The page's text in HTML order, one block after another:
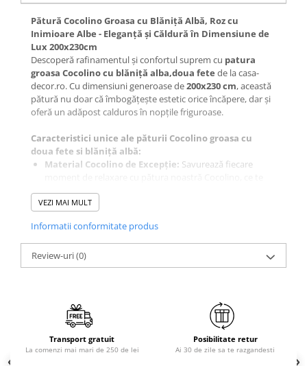
Bleu
Rosie
Verde
Imprimeu
Cu dungi
Cu inimioare
Cu pisici
Cu Animal Print
Cu Motiv Traditional
Pătură Cocolino Groasa cu Blăniță Albă, Roz cu
Inimioare Albe - Eleganță și Căldură în Dimensiune de
Lux 200x230cm
Descoperă rafinamentul și confortul suprem cu patura
groasa Cocolino cu blăniță alba,doua fete de la casa-
decor.ro. Cu dimensiuni generoase de200x230 cm, această
pătură nu doar că îmbogățește estetic orice încăpere, dar și
oferă un adăpost calduros în nopțile friguroase.
Caracteristici unice ale păturii Cocolino groasa cu
doua fete si blăniță albă:
Material Cocolino de Excepție: Savurează fiecare
învăluie într-o căldură blândă și confortabilă.
Design unic cu Blăniță Albă:
sofisticare dormitorului tău.
Dimensiuni Impresionante:Patura Cocolino
200x230cm este ideală pentru a te bucura de un somn
liniștit și odihnitor, oferind spațiu generos de acoperire și
tine sau un cadou pentru cineva special,
patura
Cocolino groasa cu blăniță albă
este alegerea perfectă,
combinând utilitatea cu estetica deosebită.
VEZI MAI MULT
Informatii conformitate produs
Review-uri(0)
Transport gratuit
La comenzi mai mari de 250 de lei
Posibilitate retur
Ai 30 de zile sa te razgandesti